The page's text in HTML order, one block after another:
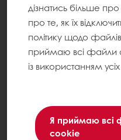
дізнатись більше
про те, як їх
політику щодо
приймаю всі файли
із використанням
Я приймаю всі
cookie